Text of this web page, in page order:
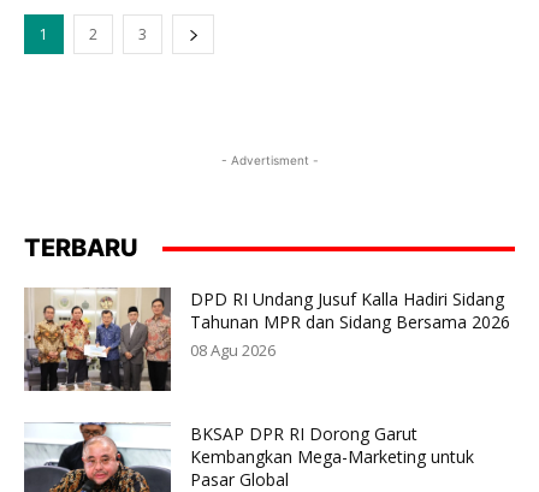
1 2 3
- Advertisment -
TERBARU
DPD RI Undang Jusuf Kalla Hadiri Sidang
Tahunan MPR dan Sidang Bersama 2026
08 Agu 2026
BKSAP DPR RI Dorong Garut
Kembangkan Mega-Marketing untuk
Pasar Global